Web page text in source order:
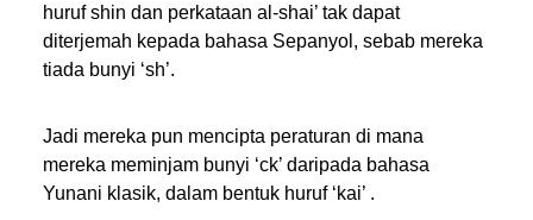
huruf shin dan perkataan al-shai’ tak dapat
diterjemah kepada bahasa Sepanyol, sebab mereka
tiada bunyi ‘sh’.
Jadi mereka pun mencipta peraturan di mana
mereka meminjam bunyi ‘ck’ daripada bahasa
Yunani klasik, dalam bentuk huruf ‘kai’ .